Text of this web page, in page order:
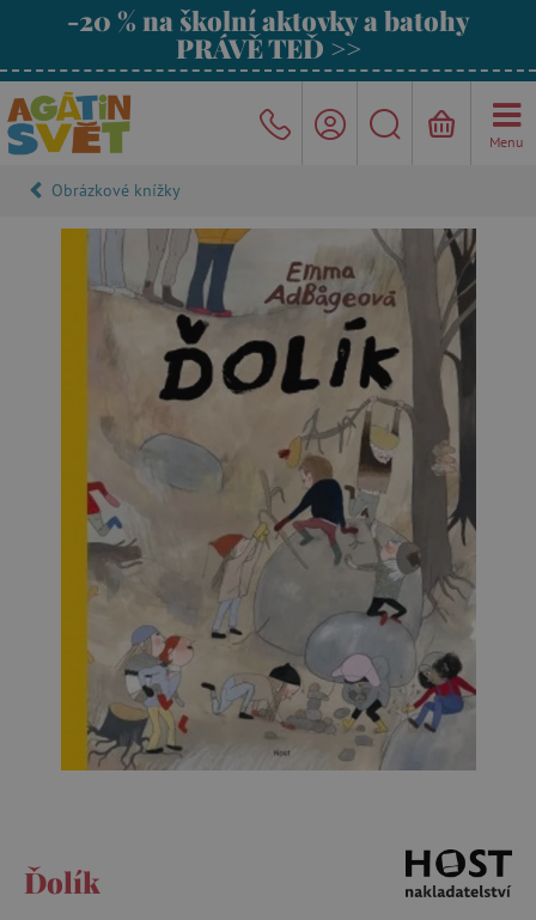
-20 % na školní aktovky a batohy
PRÁVĚ TEĎ >>
Menu
Obrázkové knížky
Ďolík